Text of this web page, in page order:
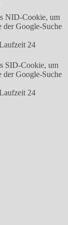
NID-Cookie, um
Google-Suche
24
SID-Cookie, um
Google-Suche
24